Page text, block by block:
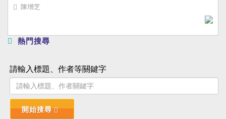
陳增芝
熱門搜尋
請輸入標題、作者等關鍵字
開始搜尋